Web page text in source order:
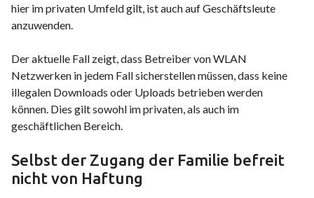
hier im privaten Umfeld gilt, ist auch auf Geschäftsleute
anzuwenden.
Der aktuelle Fall zeigt, dass Betreiber von WLAN
Netzwerken in jedem Fall sicherstellen müssen, dass keine
illegalen Downloads oder Uploads betrieben werden
können. Dies gilt sowohl im privaten, als auch im
geschäftlichen Bereich.
Selbst der Zugang der Familie befreit
nicht von Haftung